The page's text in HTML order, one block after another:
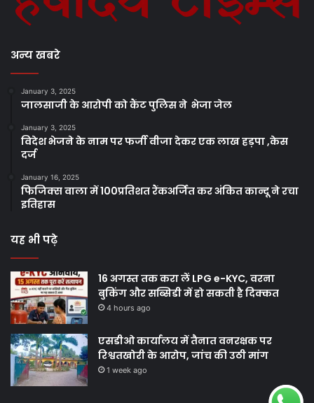
अन्य खबरे
January 3, 2025
जालसाजी के आरोपी को कैंट पुलिस ने भेजा जेल
January 3, 2025
विदेश भेजने के नाम पर फर्जी वीजा देकर एक लाख हड़पा ,केस
दर्ज
January 16, 2025
फिजिक्स वाला में 100प्रतिशत रैंकअर्जित कर अंकित कान्दू ने रचा
इतिहास
यह भी पढ़े
16 अगस्त तक करा लें LPG e-KYC, वरना
बुकिंग और सब्सिडी में हो सकती है दिक्कत
4 hours ago
एसडीओ कार्यालय में तैनात वनरक्षक पर
रिश्वतखोरी के आरोप, जांच की उठी मांग
1 week ago